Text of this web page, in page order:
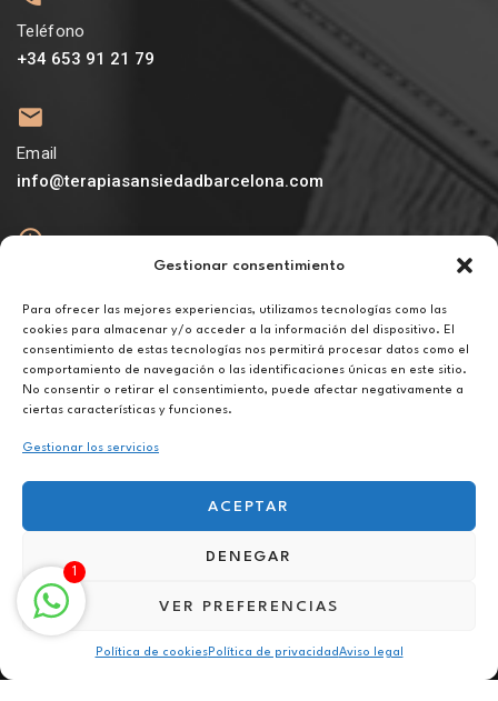
Gestionar consentimiento
Para ofrecer las mejores experiencias, utilizamos tecnologías como las
cookies para almacenar y/o acceder a la información del dispositivo. El
consentimiento de estas tecnologías nos permitirá procesar datos como el
comportamiento de navegación o las identificaciones únicas en este sitio.
No consentir o retirar el consentimiento, puede afectar negativamente a
ciertas características y funciones.
Gestionar los servicios
ACEPTAR
DENEGAR
VER PREFERENCIAS
Política de cookiesPolítica de privacidadAviso legal
Teléfono
+34 653 91 21 79
Email
info@terapiasansiedadbarcelona.com
De lunes a viernes de 10h a 20h
Aviso legal
Política de privacidad
Política de cookies
Terapia para la superación personal online en Almería
1